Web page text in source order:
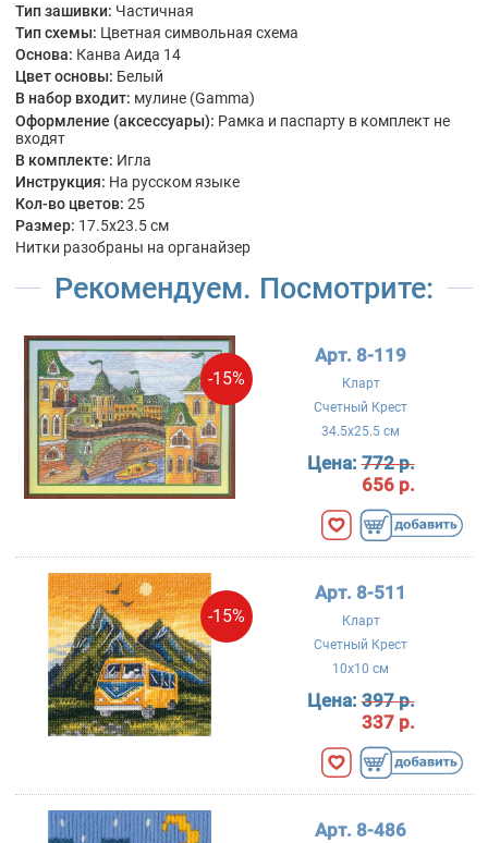
Тип зашивки: Частичная
Тип схемы: Цветная символьная схема
Основа: Канва Аида 14
Цвет основы: Белый
В набор входит: мулине (Gamma)
Оформление (аксессуары): Рамка и паспарту в комплект не
входят
В комплекте: Игла
Инструкция: На русском языке
Кол-во цветов: 25
Размер: 17.5x23.5 см
Нитки разобраны на органайзер
Рекомендуем. Посмотрите:
-15%
Арт. 8-119
Кларт
Счетный Крест
34.5x25.5 см
Цена:772 р.
656 р.
-15%
Арт. 8-511
Кларт
Счетный Крест
10x10 см
Цена:397 р.
337 р.
Арт. 8-486